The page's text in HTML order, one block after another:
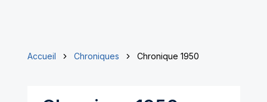
Accueil Chroniques Chronique 1950